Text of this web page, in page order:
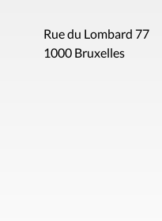
Rue du Lombard 77
1000 Bruxelles